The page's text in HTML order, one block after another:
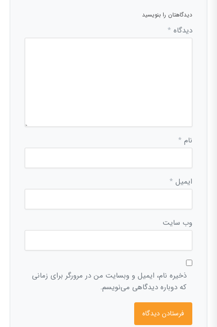
دیدگاهتان را بنویسید
دیدگاه *
نام *
ایمیل *
وب‌ سایت
ذخیره نام، ایمیل و وبسایت من در مرورگر برای زمانی
که دوباره دیدگاهی می‌نویسم.